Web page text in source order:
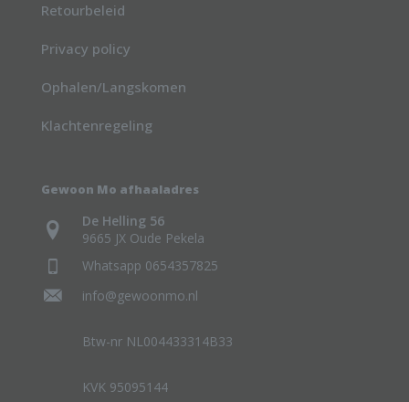
Retourbeleid
Privacy policy
Ophalen/Langskomen
Klachtenregeling
Gewoon Mo afhaaladres
De Helling 56
9665 JX Oude Pekela
Whatsapp 0654357825
info@gewoonmo.nl
Btw-nr NL004433314B33
KVK 95095144